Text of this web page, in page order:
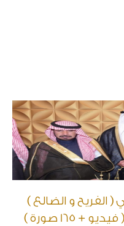
الفريح و الضالع )
165 صورة )